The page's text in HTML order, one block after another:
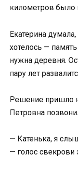
километров было
Екатерина
хотелось —
нужна деревня.
пару лет
Решение пришло
Петровна
— Катенька, я
— голос свекрови